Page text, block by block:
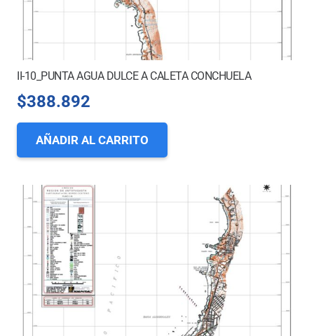
II-10_PUNTA AGUA DULCE A CALETA CONCHUELA
$388.892
AÑADIR AL CARRITO